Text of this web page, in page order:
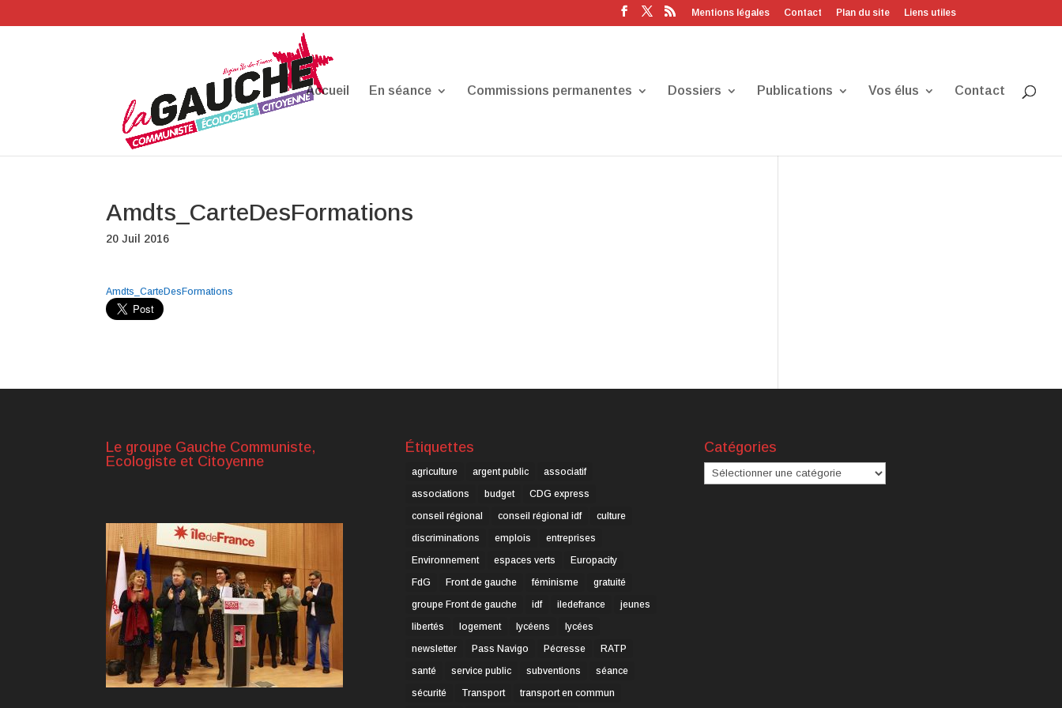
Mentions légales Contact Plan du site Liens utiles
Accueil En séance Commissions permanentes Dossiers Publications Vos élus Contact
Amdts_CarteDesFormations
20 Juil 2016
Amdts_CarteDesFormations
Le groupe Gauche Communiste,
Ecologiste et Citoyenne
Étiquettes
agriculture argent public
associatif
associations
budget
CDG express
conseil régional
conseil régional idf
culture
discriminations
emplois
entreprises
Environnement
espaces verts
Europacity
FdG
Front de gauche féminisme
gratuité
groupe Front de gauche
idf iledefrance
jeunes
libertés
logement lycéens
lycées
newsletter
Pass Navigo Pécresse
RATP
santé
service public subventions
séance
sécurité
Transport transport en commun
Catégories
Catégories